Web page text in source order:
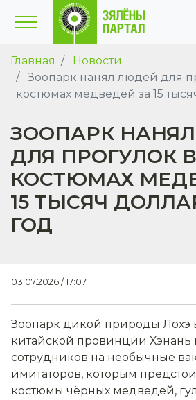
Главная
Новости
Зоопарк нанял людей для
костюмах медведей за 15
ЗООПАРК
ДЛЯ ПРОГУЛОК В
КОСТЮМАХ
15 ТЫСЯЧ
ГОД
03.07.2026 / 17:07
Зоопарк дикой природы Лохэ
китайской провинции Хэнань
сотрудников на необычные
имитаторов, которым
костюмы чёрных медведей,